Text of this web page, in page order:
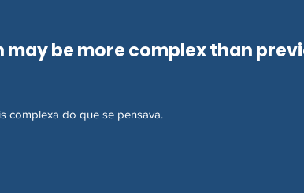
be more complex than
complexa do que se pensava.